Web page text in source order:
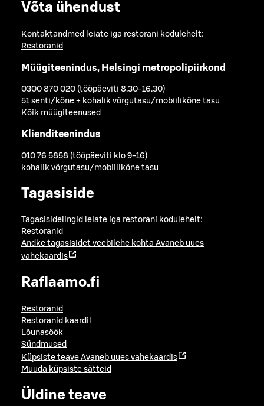
Võta ühendust
Kontaktandmed leiate iga restorani kodulehelt:
Restoranid
Müügiteenindus, Helsingi metropolipiirkond
0300 870 020 (tööpäeviti 8.30-16.30)
51 senti/kõne + kohalik võrgutasu/mobiilikõne tasu
Kõik müügiteenused
Klienditeenindus
010 76 5858 (tööpäeviti klo 9-16)
kohalik võrgutasu/mobiilikõne tasu
Tagasiside
Tagasisidelingid leiate iga restorani kodulehelt:
Restoranid
Andke tagasisidet veebilehe kohta Avaneb uues
vahekaardis
Raflaamo.fi
Restoranid
Restoranid kaardil
Lõunasöök
Sündmused
Küpsiste teave Avaneb uues vahekaardis
Muuda küpsiste sätteid
Üldine teave